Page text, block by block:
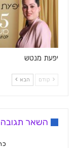
יפעת מנטש
קודם הבא
השאר תגובה